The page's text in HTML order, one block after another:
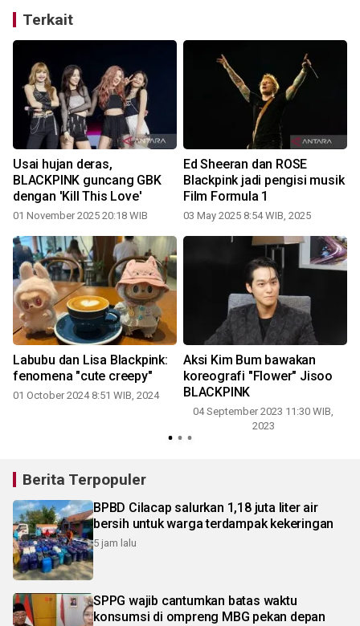
Terkait
Usai hujan deras,
BLACKPINK guncang GBK
dengan 'Kill This Love'
01 November 2025 20:18 WIB
Ed Sheeran dan ROSE
Blackpink jadi pengisi musik
Film Formula 1
03 May 2025 8:54 WIB, 2025
Labubu dan Lisa Blackpink:
fenomena "cute creepy"
01 October 2024 8:51 WIB, 2024
Aksi Kim Bum bawakan
koreografi "Flower" Jisoo
BLACKPINK
04 September 2023 11:30 WIB,
2023
Berita Terpopuler
BPBD Cilacap salurkan 1,18 juta liter air
bersih untuk warga terdampak kekeringan
5 jam lalu
SPPG wajib cantumkan batas waktu
konsumsi di ompreng MBG pekan depan